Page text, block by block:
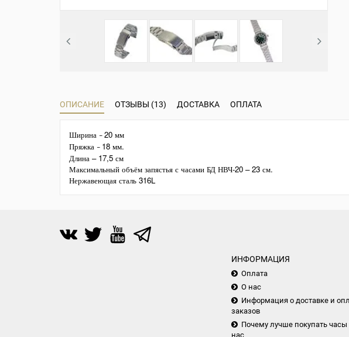
ОПИСАНИЕ ОТЗЫВЫ (13) ДОСТАВКА ОПЛАТА
Ширина – 20 мм
Пряжка – 18 мм.
Длина – 17,5 см
Максимальный объём запястья с часами БД НВЧ-20 – 23 см.
Нержавеющая сталь 316L
ИНФОРМАЦИЯ
Оплата
О нас
Информация о доставке и
заказов
Почему лучше покупать часы
нас